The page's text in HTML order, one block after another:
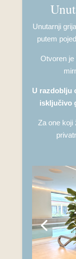
Unutarnji
putem
Otvoren je
U razdoblju
isključivo
Za one koji